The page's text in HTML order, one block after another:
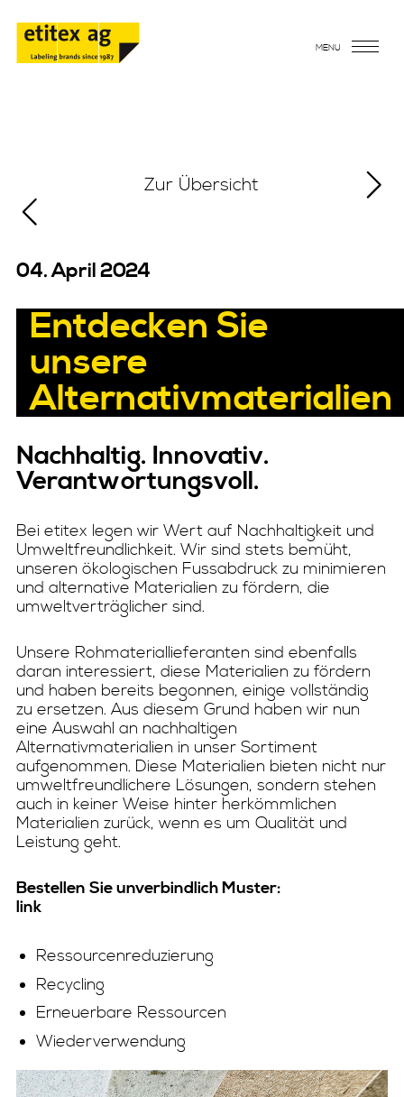
MENU
Zur Übersicht
04. April 2024
Entdecken Sie
unsere
Alternativmaterialien
Nachhaltig. Innovativ.
Verantwortungsvoll.
Bei etitex legen wir Wert auf Nachhaltigkeit und
Umweltfreundlichkeit. Wir sind stets bemüht,
unseren ökologischen Fussabdruck zu minimieren
und alternative Materialien zu fördern, die
umweltverträglicher sind.
Unsere Rohmateriallieferanten sind ebenfalls
daran interessiert, diese Materialien zu fördern
und haben bereits begonnen, einige vollständig
zu ersetzen. Aus diesem Grund haben wir nun
eine Auswahl an nachhaltigen
Alternativmaterialien in unser Sortiment
aufgenommen. Diese Materialien bieten nicht nur
umweltfreundlichere Lösungen, sondern stehen
auch in keiner Weise hinter herkömmlichen
Materialien zurück, wenn es um Qualität und
Leistung geht.
Bestellen Sie unverbindlich Muster:
link
Ressourcenreduzierung
Recycling
Erneuerbare Ressourcen
Wiederverwendung